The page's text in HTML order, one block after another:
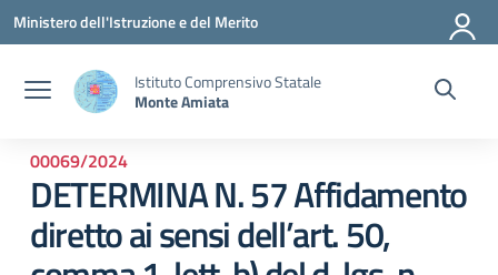
Vai ai contenuti
Vai al menu di navigazione
Vai al footer
Ministero dell'Istruzione e del Merito
Istituto Comprensivo Statale
Monte Amiata
00069/2024
DETERMINA N. 57 Affidamento
diretto ai sensi dell’art. 50,